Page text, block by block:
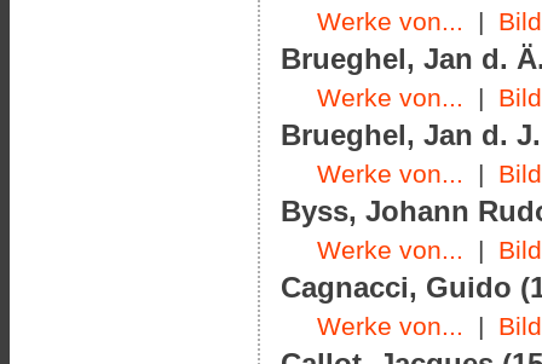
Werke von... |
Brueghel, Jan d.
Werke von... |
Brueghel, Jan d.
Werke von... |
Byss, Johann
Werke von... |
Cagnacci, Guido
Werke von... |